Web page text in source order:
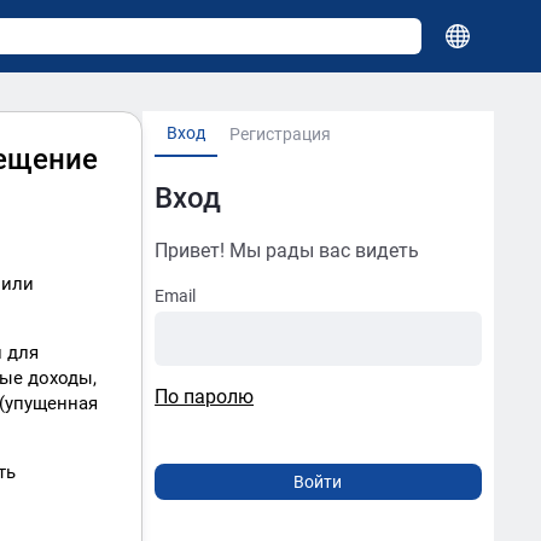
Вход Регистрация
Вход
Привет! Мы рады вас видеть
Email
По паролю
для
доходы,